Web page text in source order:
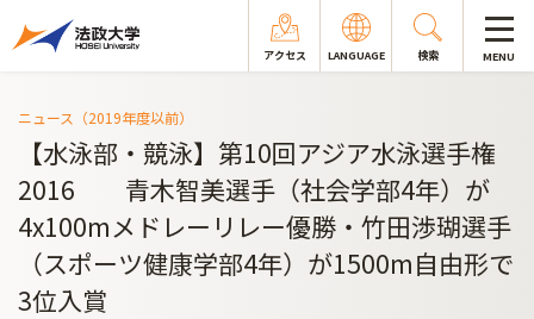
アクセス LANGUAGE 検索 MENU
ニュース（2019年度以前）
【水泳部・競泳】第10回アジア水泳選手権
2016 青木智美選手（社会学部4年）が
4x100mメドレーリレー優勝・竹田渉瑚選手
（スポーツ健康学部4年）が1500m自由形で
3位入賞